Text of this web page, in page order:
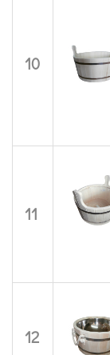
10
11
12